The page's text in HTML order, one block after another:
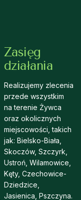
Zasięg
działania
Realizujemy zlecenia
przede wszystkim
na terenie Żywca
oraz okolicznych
miejscowości, takich
jak: Bielsko-Biała,
Skoczów, Szczyrk,
Ustroń, Wilamowice,
Kęty, Czechowice-
Dziedzice,
Jasienica, Pszczyna.